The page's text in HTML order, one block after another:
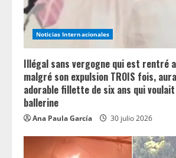
Noticias Internacionales
Illégal sans vergogne qui est rentré
malgré son expulsion TROIS fois,
adorable fillette de six ans qui
ballerine
Ana Paula García 30 julio 2026